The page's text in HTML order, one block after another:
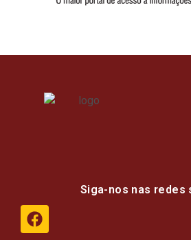
Siga-nos nas redes